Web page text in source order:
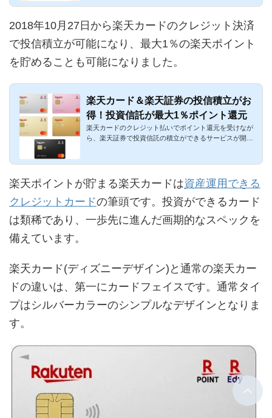
2018年10月27日から楽天カードのクレジット決済
で投信積立が可能になり、最大1％の楽天ポイント
を貯めることも可能になりました。
楽天カード＆楽天証券の投信積立がお
得！投資信託が最大1％ポイント還元
楽天カードのクレジット払いでポイント還元を受けなが
ら、楽天証券で投資信託の積立ができるサービスが開始
楽天ポイントが貯まる楽天カードは資産運用できる
クレジットカードの筆頭です。投資ができるカード
は類稀であり、一歩先に進んだ画期的なスペックを
備えています。
楽天カード(ディズニーデザイン)と通常の楽天カー
ドの違いは、第一にカードフェイスです。通常タイ
プはシルバーカラーのシンプルなデザインとなりま
す。